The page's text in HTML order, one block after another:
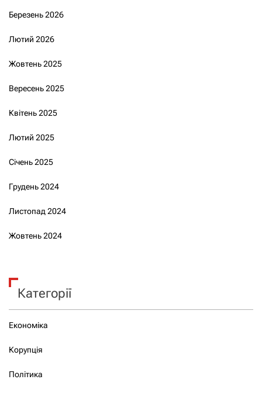
Березень 2026
Лютий 2026
Жовтень 2025
Вересень 2025
Квітень 2025
Лютий 2025
Січень 2025
Грудень 2024
Листопад 2024
Жовтень 2024
Категорії
Економіка
Корупція
Політика